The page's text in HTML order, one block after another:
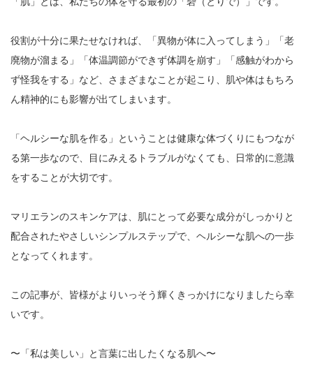
役割が十分に果たせなければ、「異物が体に入ってしまう」「老
廃物が溜まる」「体温調節ができず体調を崩す」「感触がわから
ず怪我をする」など、さまざまなことが起こり、肌や体はもちろ
ん精神的にも影響が出てしまいます。
「ヘルシーな肌を作る」ということは健康な体づくりにもつなが
る第一歩なので、目にみえるトラブルがなくても、日常的に意識
をすることが大切です。
マリエランのスキンケアは、肌にとって必要な成分がしっかりと
配合されたやさしいシンプルステップで、ヘルシーな肌への一歩
となってくれます。
この記事が、皆様がよりいっそう輝くきっかけになりましたら幸
いです。
〜「私は美しい」と言葉に出したくなる肌へ〜